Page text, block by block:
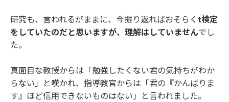
研究も、言われるがままに、今振り返ればおそらく t検定
をしていたのだと思いますが、理解はしていませんでし
た。
真面目な教授からは「勉強したくない君の気持ちがわか
らない」と嘆かれ、指導教官からは「君の『かんばりま
す』ほど信用できないものはない」と言われました。